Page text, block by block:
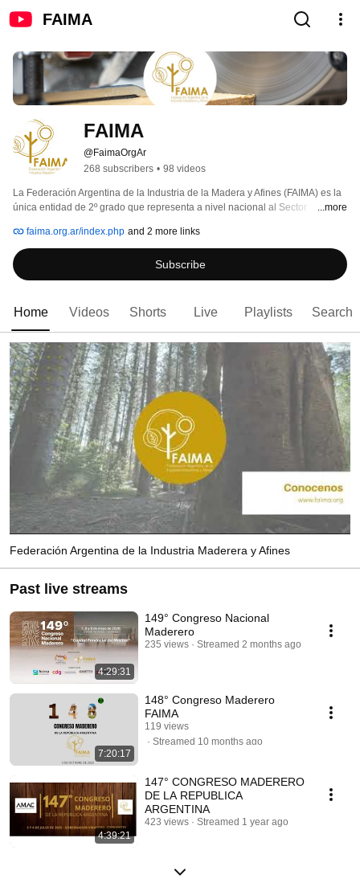
FAIMA
FAIMA
@FaimaOrgAr
268 subscribers • 98 videos
La Federación Argentina de la Industria de la Madera y Afines (FAIMA) es la
única entidad de 2º grado que representa a nivel nacional al Sector
de noviembre de 1933, funciona con carácter de Persona Jurídica por
Resolución IGJ nº 948 desde el año 1966.
...more
faima.org.ar/index.php and 2 more links
Subscribe
Home Videos Shorts Live Playlists Search
Federación Argentina de la Industria Maderera y Afines
Past live streams
4:29:31
149° Congreso Nacional
Maderero
235 views Streamed 2 months ago
7:20:17
148° Congreso Maderero
FAIMA
119 views
Streamed 10 months ago
4:39:21
147° CONGRESO MADERERO
DE LA REPUBLICA
ARGENTINA
423 views Streamed 1 year ago